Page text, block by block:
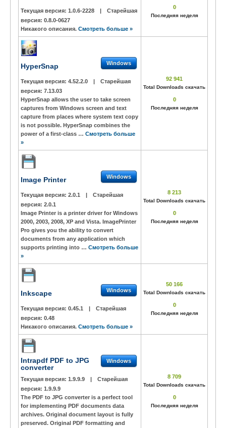
Текущая версия: 1.0.6-2228 |
Старейшая
версия: 0.8.0-0627
Никакого описания. Смотреть больше »
0
Последняя неделя
HyperSnap Windows
Текущая версия: 4.52.2.0 |
Старейшая
версия: 7.13.03
HyperSnap allows the user to take screen
captures from Windows screen and text
capture from places where system text copy
is not possible. HyperSnap combines the
power of a first-class … Смотреть больше
»
92 941
Total Downloads скачать
0
Последняя неделя
Image Printer Windows
Текущая версия: 2.0.1 |
Старейшая
версия: 2.0.1
Image Printer is a printer driver for Windows
2000, 2003, 2008, XP and Vista. ImagePrinter
Pro gives you the ability to convert
documents from any application which
supports printing into … Смотреть больше
»
8 213
Total Downloads скачать
0
Последняя неделя
Inkscape Windows
Текущая версия: 0.45.1 |
Старейшая
версия: 0.48
Никакого описания. Смотреть больше »
50 166
Total Downloads скачать
0
Последняя неделя
Intrapdf PDF to JPG
converter
Windows
Текущая версия: 1.9.9.9 |
Старейшая
версия: 1.9.9.9
The PDF to JPG converter is a perfect tool
for implementing PDF documents data
archives. Original document layout is fully
preserved. Original PDF formatting and
8 709
Total Downloads скачать
0
Последняя неделя